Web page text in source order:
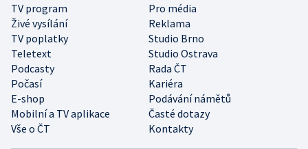
TV program
Pro média
Živé vysílání
Reklama
TV poplatky
Studio Brno
Teletext
Studio Ostrava
Podcasty
Rada ČT
Počasí
Kariéra
E-shop
Podávání námětů
Mobilní a TV aplikace
Časté dotazy
Vše o ČT
Kontakty